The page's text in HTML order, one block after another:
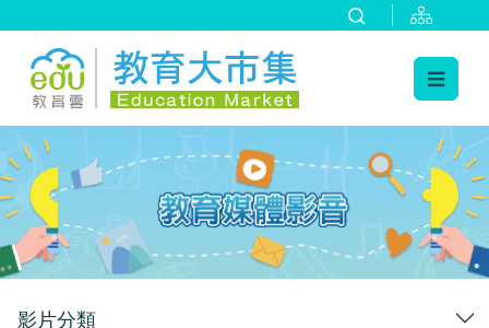
:::
影片分類